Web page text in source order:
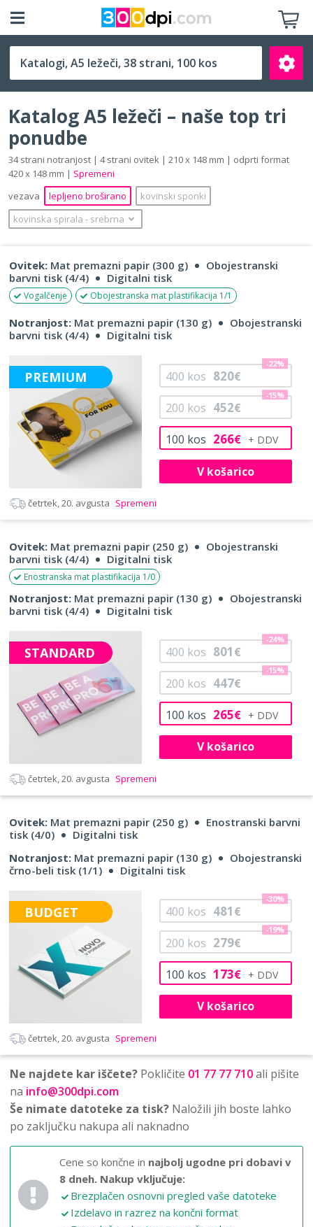
A5 ležeči (210 x 148 mm)
Išči
Katalog A5 ležeči – naše top tri
ponudbe
34 strani notranjost | 4 strani ovitek | 210 x 148 mm | odprti format
420 x 148 mm | Spremeni
vezava
lepljeno broširano
kovinski sponki
kovinska spirala ‐ srebrna
Ovitek: Mat premazni papir (300 g)
Obojestranski
barvni tisk (4/4)
Digitalni tisk
Vogalčenje Obojestranska mat plastifikacija 1/1
Notranjost: Mat premazni papir (130 g)
Obojestranski
barvni tisk (4/4)
Digitalni tisk
PREMIUM
100 kos 266€
200 kos 452€
-15%
400 kos 820€
-22%
V košarico
četrtek, 20. avgusta Spremeni
Ovitek: Mat premazni papir (250 g)
Obojestranski
barvni tisk (4/4)
Digitalni tisk
Enostranska mat plastifikacija 1/0
Notranjost: Mat premazni papir (130 g)
Obojestranski
barvni tisk (4/4)
Digitalni tisk
STANDARD
100 kos 265€
200 kos 447€
-15%
400 kos 801€
-24%
V košarico
četrtek, 20. avgusta Spremeni
Ovitek: Mat premazni papir (250 g)
Enostranski barvni
tisk (4/0)
Digitalni tisk
Notranjost: Mat premazni papir (130 g)
Obojestranski
črno-beli tisk (1/1)
Digitalni tisk
BUDGET
100 kos 173€
200 kos 279€
-19%
400 kos 481€
-30%
V košarico
četrtek, 20. avgusta Spremeni
Ne najdete kar iščete? Pokličite 01 77 77 710ali pišite
na info@300dpi.com
Še nimate datoteke za tisk? Naložili jih boste lahko
po zaključku nakupa ali naknadno
Cene so končne in najbolj ugodne pri dobavi v
8 dneh. Nakup vključuje:
Brezplačen osnovni pregled vaše datoteke
Izdelavo in razrez na končni format